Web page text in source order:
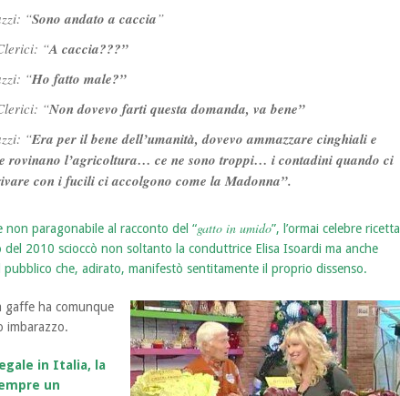
“Sono andato a caccia”
“A caccia???”
“Ho fatto male?”
“Non dovevo farti questa domanda, va bene”
“Era per il bene dell’umanità, dovevo ammazzare cinghiali e
rovinano l’agricoltura… ce ne sono troppi… i contadini quando ci
con i fucili ci accolgono come la Madonna”.
non paragonabile al racconto del “gatto in umido”, l’ormai celebre ricetta
del 2010 scioccò non soltanto la conduttrice Elisa Isoardi ma anche
che, adirato, manifestò sentitamente il proprio dissenso.
gaffe ha comunque
imbarazzo.
in Italia, la
un